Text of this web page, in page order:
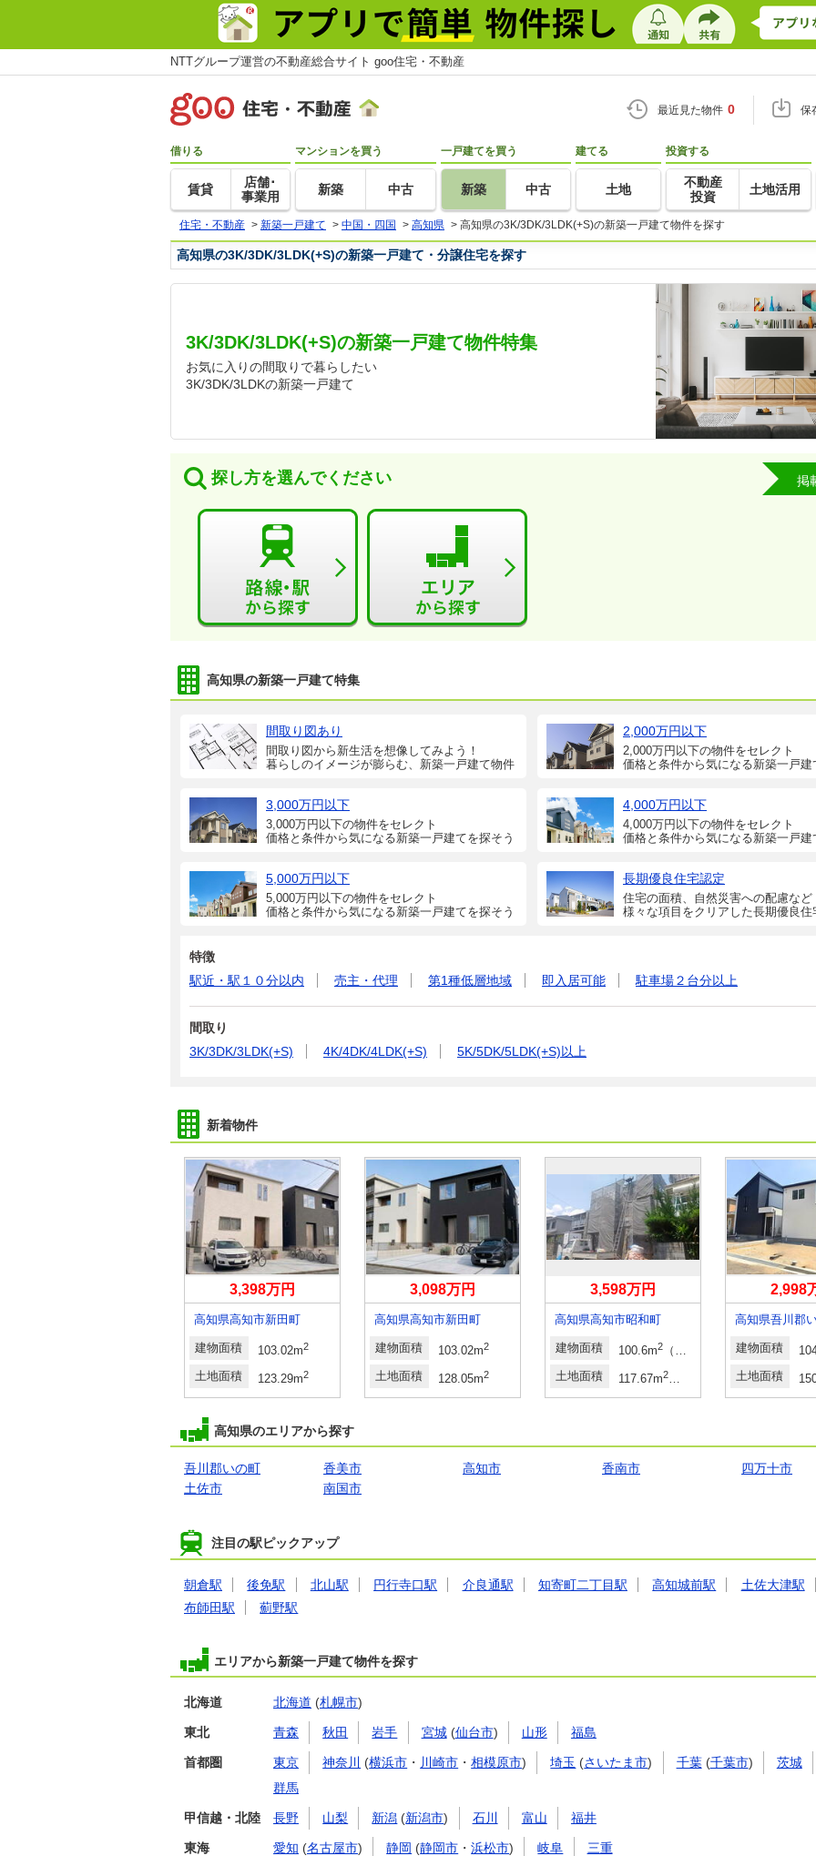
NTTグループ運営の不動産総合サイト goo住宅・不動産
最近見た物件 0 保
借りる
賃貸
店舗･
事業用
マンションを買う
新築 中古
一戸建てを買う
新築 中古
建てる
土地
投資する
不動産
投資
土地活用
住宅・不動産 > 新築一戸建て > 中国・四国 > 高知県 > 高知県の3K/3DK/3LDK(+S)の新築一戸建て物件を探す
高知県の3K/3DK/3LDK(+S)の新築一戸建て・分譲住宅を探す
3K/3DK/3LDK(+S)の新築一戸建て物件特集
お気に入りの間取りで暮らしたい
3K/3DK/3LDKの新築一戸建て
探し方を選んでください 掲
高知県の新築一戸建て特集
間取り図あり
間取り図から新生活を想像してみよう！
暮らしのイメージが膨らむ、新築一戸建て物件
2,000万円以下
2,000万円以下の物件をセレクト
価格と条件から気になる新築一戸建
3,000万円以下
3,000万円以下の物件をセレクト
価格と条件から気になる新築一戸建てを探そう
4,000万円以下
4,000万円以下の物件をセレクト
価格と条件から気になる新築一戸建
5,000万円以下
5,000万円以下の物件をセレクト
価格と条件から気になる新築一戸建てを探そう
長期優良住宅認定
住宅の面積、自然災害への配慮など
様々な項目をクリアした長期優良住
特徴
駅近・駅１０分以内
売主・代理 第1種低層地域 即入居可能 駐車場２台分以上
間取り
3K/3DK/3LDK(+S)
4K/4DK/4LDK(+S) 5K/5DK/5LDK(+S)以上
新着物件
（31.49坪）（登記）
（45.38坪）（登記）
3,398万円
高知県高知市新田町
建物面積 103.02m2
土地面積 123.29m2
3,098万円
高知県高知市新田町
建物面積 103.02m2
土地面積 128.05m2
3,598万円
高知県高知市昭和町
建物面積 100.6m2（30.43坪）（実測）
土地面積
117.67m2（35.59坪）
2,998
建物面積
土地面積
高知県のエリアから探す
吾川郡いの町 香美市 高知市 香南市
四万十市
土佐市
南国市
注目の駅ピックアップ
朝倉駅 後免駅 北山駅 円行寺口駅 介良通駅 知寄町二丁目駅 高知城前駅
土佐大津駅
布師田駅
薊野駅
エリアから新築一戸建て物件を探す
北海道 北海道 (札幌市)
東北 青森 秋田 岩手 宮城(仙台市) 山形 福島
首都圏 東京 神奈川 (横浜市 ・ 川崎市 ・相模原市) 埼玉 (さいたま市) 千葉(千葉市) 茨城
群馬
甲信越・北陸 長野 山梨 新潟 (新潟市) 石川 富山 福井
東海 愛知 (名古屋市) 静岡 (静岡市 ・浜松市) 岐阜 三重